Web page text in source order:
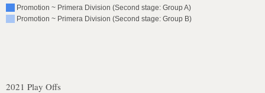
Promotion ~ Primera Division (Second stage: Group A)
Promotion ~ Primera Division (Second stage: Group B)
2021 Play Offs